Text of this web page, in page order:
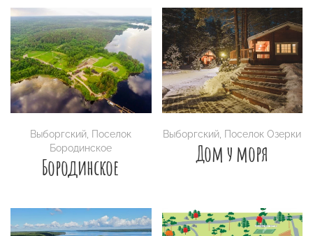
Выборгский Поселок
Бородинское
Бородинское
Выборгский Поселок Озерки
Дом у моря